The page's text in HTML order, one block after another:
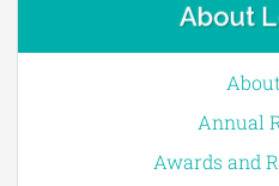
About
Annual
Awards and